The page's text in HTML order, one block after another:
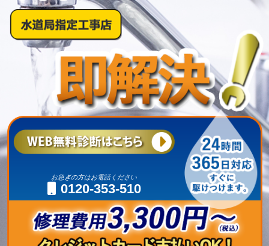
お急ぎの方はお電話ください
0120-353-510